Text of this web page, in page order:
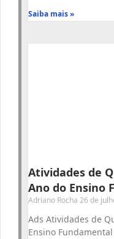
Saiba mais »
Atividades de
Ano do Ensino
Adriano Rocha 26 de
Ads Atividades de
Ensino